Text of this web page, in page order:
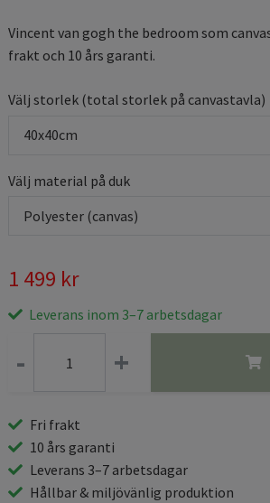
Vincent van gogh the bedroom som
frakt och 10 års garanti.
Välj storlek (total storlek på canvastavla)
40x40cm
Välj material på duk
Polyester (canvas)
1 499 kr
Leverans inom 3–7 arbetsdagar
- +
Fri frakt
10 års garanti
Leverans 3–7 arbetsdagar
Hållbar & miljövänlig produktion